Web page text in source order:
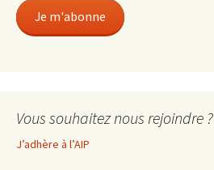
Je m'abonne
Vous souhaitez nous rejoindre ?
J’adhère à l’AIP